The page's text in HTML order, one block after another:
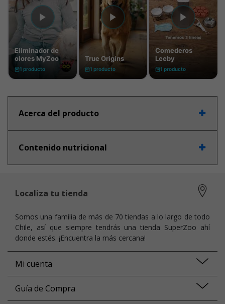
Acerca del producto
Contenido nutricional
Localiza tu tienda
Somos una familia de más de 70 tiendas a lo largo de todo
Chile, así que siempre tendrás una tienda SuperZoo ahí
donde estés. ¡Encuentra la más cercana!
Mi cuenta
Guía de Compra